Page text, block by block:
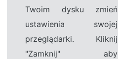
Twoim dysku zmień
ustawienia swojej
przeglądarki. Kliknij
"Zamknij" aby